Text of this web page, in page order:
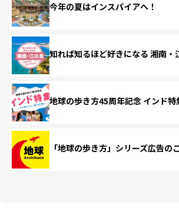
今年の夏はインスパイアへ！
知れば知るほど好きになる 湘南・
地球の歩き方45周年記念 インド特
「地球の歩き方」シリーズ広告の